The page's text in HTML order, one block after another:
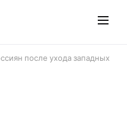
после ухода западных